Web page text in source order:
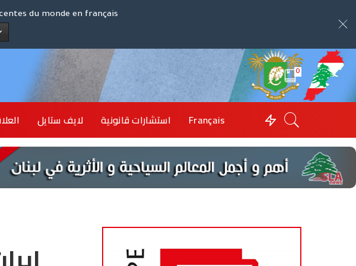
du monde en français
0
لايف ستايل استشارات قانونية Français